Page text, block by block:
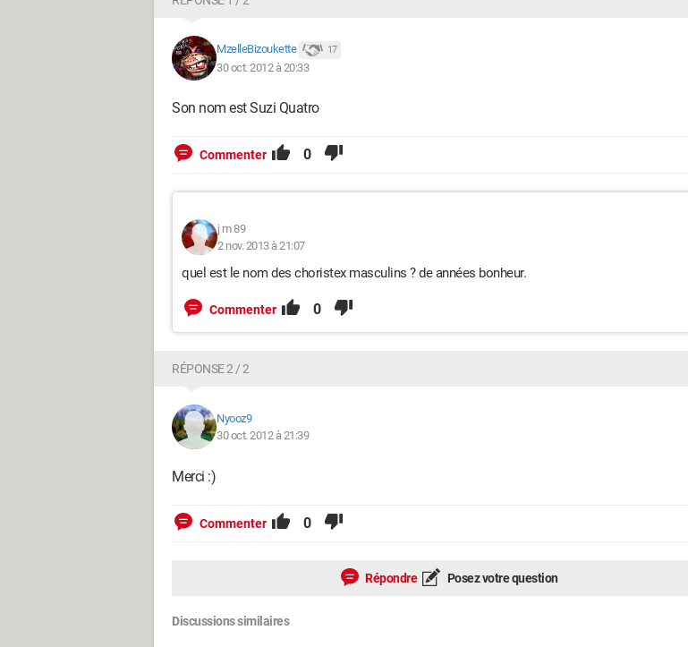
MzelleBizoukette 17
30 oct. 2012 à 20:33
Son nom est Suzi Quatro
Commenter 0
j m 89
2 nov. 2013 à 21:07
quel est le nom des choristex masculins ? de années bonheur.
Commenter 0
RÉPONSE 2 / 2
Nyooz9
30 oct. 2012 à 21:39
Merci :)
Commenter 0
Répondre Posez votre question
Discussions similaires